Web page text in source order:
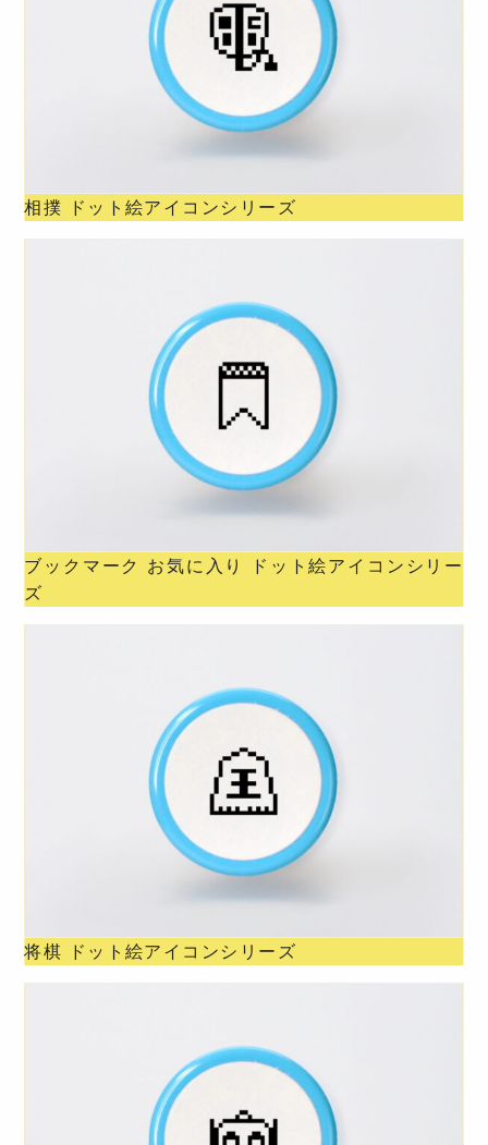
相撲 ドット絵アイコンシリーズ
ブックマーク お気に入り ドット絵アイコンシリー
ズ
将棋 ドット絵アイコンシリーズ